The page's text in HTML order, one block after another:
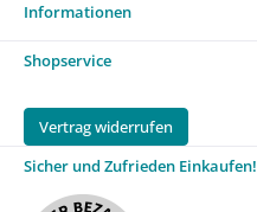
Informationen
Shopservice
Vertrag widerrufen
Sicher und Zufrieden Einkaufen!